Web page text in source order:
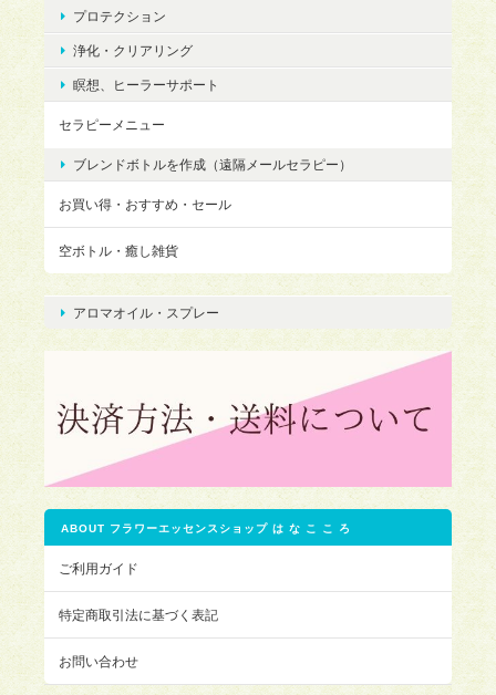
プロテクション
浄化・クリアリング
瞑想、ヒーラーサポート
セラピーメニュー
ブレンドボトルを作成（遠隔メールセラピー）
お買い得・おすすめ・セール
空ボトル・癒し雑貨
アロマオイル・スプレー
ABOUT フラワーエッセンスショップ は な こ こ ろ
ご利用ガイド
特定商取引法に基づく表記
お問い合わせ